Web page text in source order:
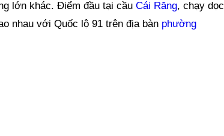
lớn khác. Điểm đầu tại cầu Cái Răng, chạy dọc
nhau với Quốc lộ 91 trên địa bàn phường